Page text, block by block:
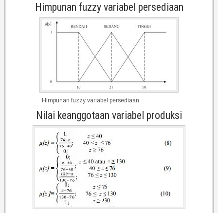
Himpunan fuzzy variabel persediaan
Himpunan fuzzy variabel persediaan
Nilai keanggotaan variabel produksi